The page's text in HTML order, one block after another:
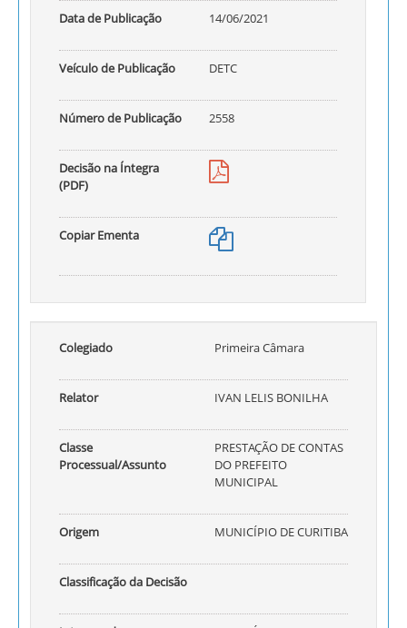
Data de Publicação 14/06/2021
Veículo de Publicação DETC
Número de Publicação 2558
Decisão na Íntegra
(PDF)
Copiar Ementa
Colegiado Primeira Câmara
Relator IVAN LELIS BONILHA
Classe
Processual/Assunto
PRESTAÇÃO DE CONTAS
DO PREFEITO
MUNICIPAL
Origem MUNICÍPIO DE CURITIBA
Classificação da Decisão